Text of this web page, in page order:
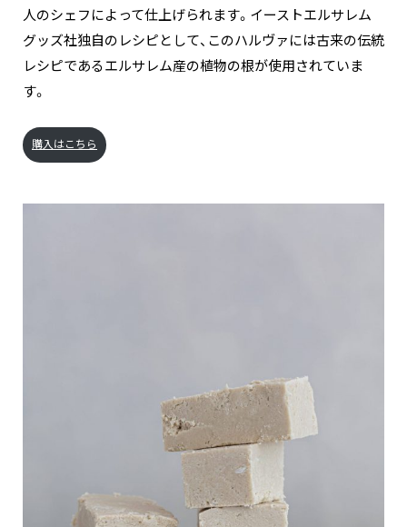
人のシェフによって仕上げられます。イーストエルサレム
グッズ社独自のレシピとして、このハルヴァには古来の伝統
レシピであるエルサレム産の植物の根が使用されていま
す。
購入はこちら